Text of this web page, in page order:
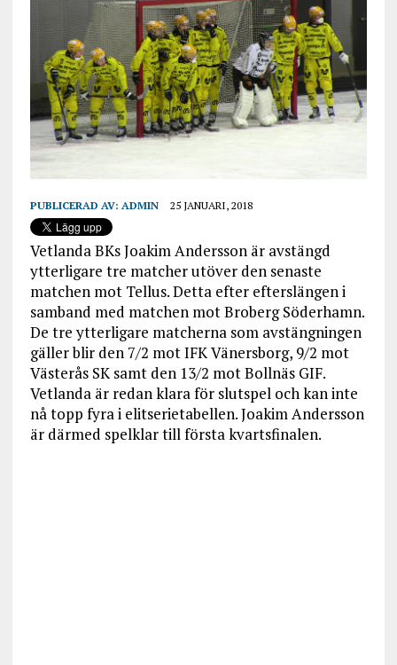
PUBLICERAD AV: ADMIN 25 JANUARI, 2018
Vetlanda BKs Joakim Andersson är avstängd
ytterligare tre matcher utöver den senaste
matchen mot Tellus. Detta efter efterslängen i
samband med matchen mot Broberg Söderhamn.
De tre ytterligare matcherna som avstängningen
gäller blir den 7/2 mot IFK Vänersborg, 9/2 mot
Västerås SK samt den 13/2 mot Bollnäs GIF.
Vetlanda är redan klara för slutspel och kan inte
nå topp fyra i elitserietabellen. Joakim Andersson
är därmed spelklar till första kvartsfinalen.